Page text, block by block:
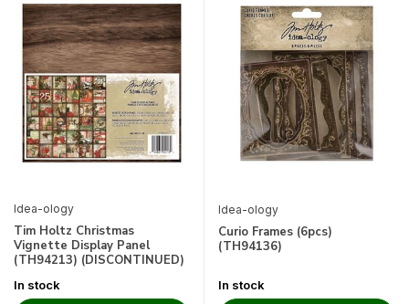
Idea-ology
Tim Holtz Christmas
Vignette Display Panel
(TH94213) (DISCONTINUED)
In stock
Idea-ology
Curio Frames (6pcs)
(TH94136)
In stock